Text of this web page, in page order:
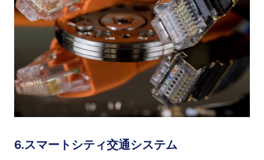
6.スマートシティ交通システム